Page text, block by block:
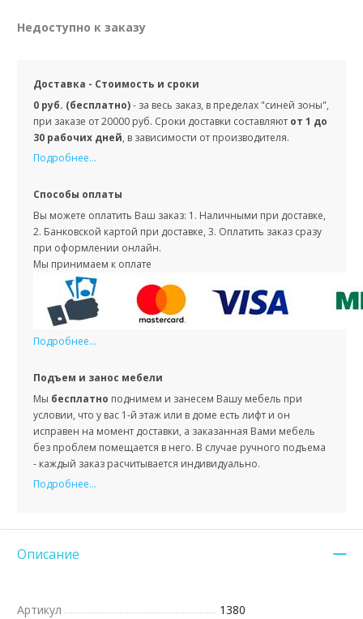
Недоступно к заказу
Доставка - Стоимость и сроки
0 руб. (бесплатно)- за весь заказ, в пределах "синей зоны",
при заказе от 20000 руб. Сроки доставки составляют от 1 до
30 рабочих дней, в зависимости от производителя.
Подробнее...
Способы оплаты
Вы можете оплатить Ваш заказ: 1. Наличными при доставке,
2. Банковской картой при доставке, 3. Оплатить заказ сразу
при оформлении онлайн.
Мы принимаем к оплате
Подробнее...
Подъем и занос мебели
Мы бесплатно поднимем и занесем Вашу мебель при
условии, что у вас 1-й этаж или в доме есть лифт и он
исправен на момент доставки, а заказанная Вами мебель
без проблем помещается в него. В случае ручного подъема
- каждый заказ расчитывается индивидуально.
Подробнее...
Описание
Артикул 1380